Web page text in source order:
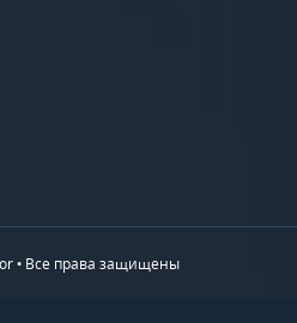
• Все права защищены